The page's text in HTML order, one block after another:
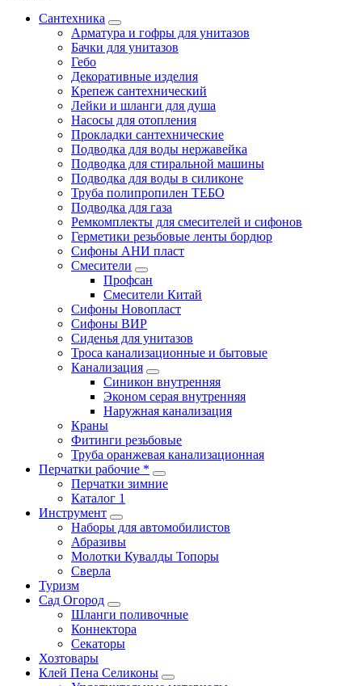
Сантехника
Арматура и гофры для унитазов
Бачки для унитазов
Гебо
Декоративные изделия
Крепеж сантехнический
Лейки и шланги для душа
Насосы для отопления
Прокладки сантехнические
Подводка для воды нержавейка
Подводка для стиральной машины
Подводка для воды в силиконе
Труба полипропилен ТЕБО
Подводка для газа
Ремкомплекты для смесителей и сифонов
Герметики резьбовые ленты бордюр
Сифоны АНИ пласт
Смесители
Профсан
Смесители Китай
Сифоны Новопласт
Сифоны ВИР
Сиденья для унитазов
Троса канализационные и бытовые
Канализация
Синикон внутренняя
Эконом серая внутренняя
Наружная канализация
Краны
Фитинги резьбовые
Труба оранжевая канализационная
Перчатки рабочие *
Перчатки зимние
Каталог 1
Инструмент
Наборы для автомобилистов
Абразивы
Молотки Кувалды Топоры
Сверла
Туризм
Сад Огород
Шланги поливочные
Коннектора
Секаторы
Хозтовары
Клей Пена Селиконы